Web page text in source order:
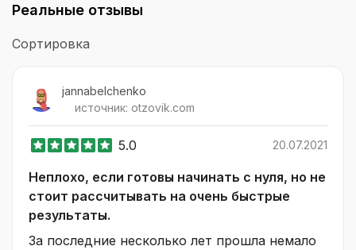
Реальные отзывы
Сортировка
jannabelchenko
источник: otzovik.com
5.0 20.07.2021
Неплохо, если готовы начинать с нуля, но не
стоит рассчитывать на очень быстрые
результаты.
За последние несколько лет прошла немало